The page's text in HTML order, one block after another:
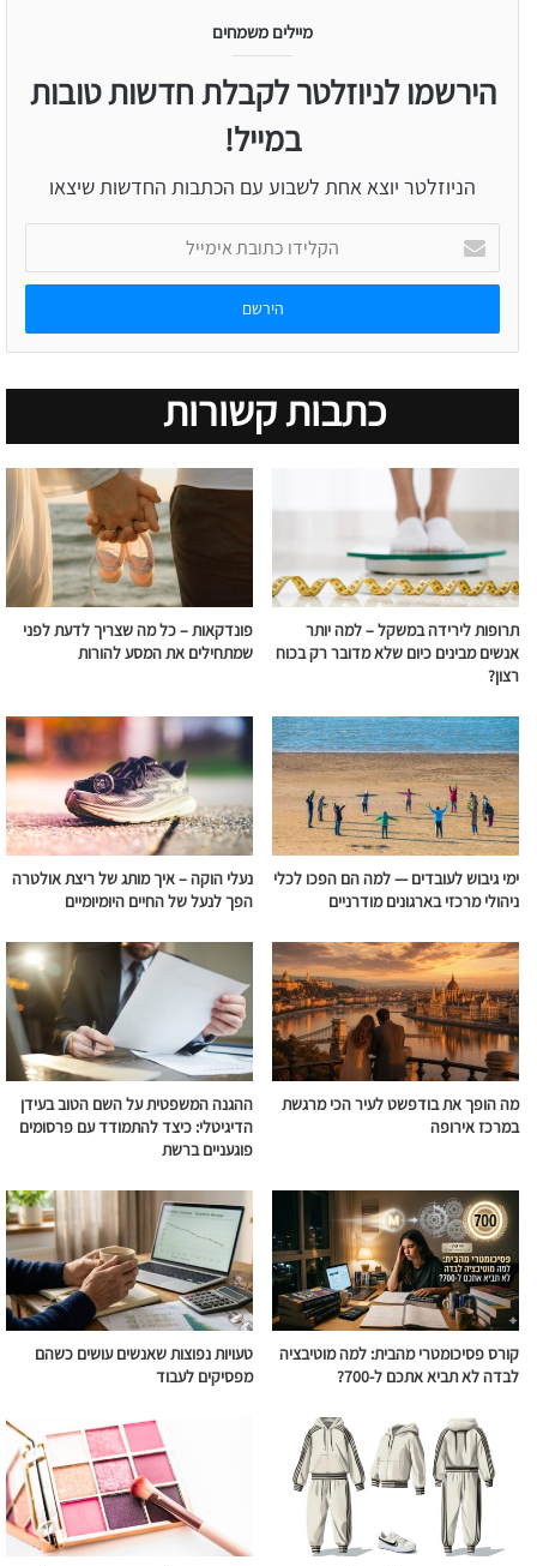
מיילים משמחים
הירשמו לניוזלטר לקבלת חדשות טובות
במייל!
הניוזלטר יוצא אחת לשבוע עם הכתבות החדשות שיצאו
הקלידו
כתובת
אימייל
כתבות קשורות
תרופות לירידה במשקל – למה יותר
אנשים מבינים כיום שלא מדובר רק בכוח
רצון?
פונדקאות – כל מה שצריך לדעת לפני
שמתחילים את המסע להורות
ימי גיבוש לעובדים — למה הם הפכו לכלי
ניהולי מרכזי בארגונים מודרניים
נעלי הוקה – איך מותג של ריצת אולטרה
הפך לנעל של החיים היומיומיים
מה הופך את בודפשט לעיר הכי מרגשת
במרכז אירופה
ההגנה המשפטית על השם הטוב בעידן
הדיגיטלי: כיצד להתמודד עם פרסומים
פוגעניים ברשת
קורס פסיכומטרי מהבית: למה מוטיבציה
לבדה לא תביא אתכם ל-700?
טעויות נפוצות שאנשים עושים כשהם
מפסיקים לעבוד